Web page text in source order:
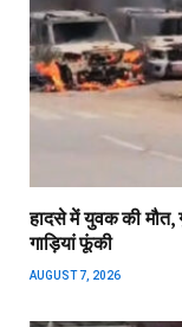
हादसे में युवक की मौत,
गाड़ियां फूंकी
AUGUST 7, 2026